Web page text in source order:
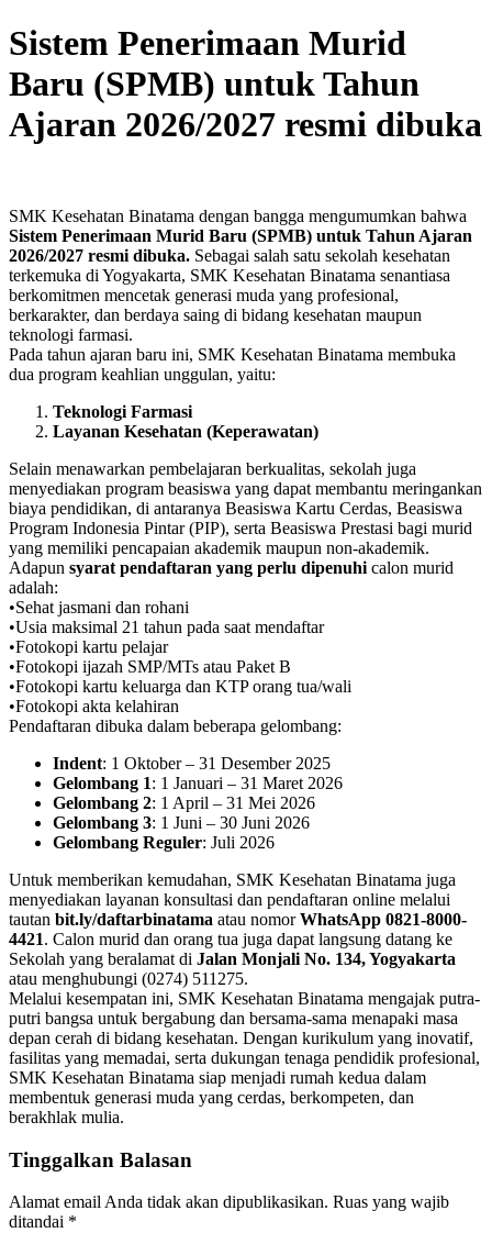
Sistem Penerimaan Murid
Baru (SPMB) untuk Tahun
Ajaran 2026/2027 resmi dibuka
SMK Kesehatan Binatama dengan bangga mengumumkan bahwa
Sistem Penerimaan Murid Baru (SPMB) untuk Tahun Ajaran
2026/2027 resmi dibuka. Sebagai salah satu sekolah kesehatan
terkemuka di Yogyakarta, SMK Kesehatan Binatama senantiasa
berkomitmen mencetak generasi muda yang profesional,
berkarakter, dan berdaya saing di bidang kesehatan maupun
teknologi farmasi.
Pada tahun ajaran baru ini, SMK Kesehatan Binatama membuka
dua program keahlian unggulan, yaitu:
Teknologi Farmasi
Layanan Kesehatan (Keperawatan)
Selain menawarkan pembelajaran berkualitas, sekolah juga
menyediakan program beasiswa yang dapat membantu meringankan
biaya pendidikan, di antaranya Beasiswa Kartu Cerdas, Beasiswa
Program Indonesia Pintar (PIP), serta Beasiswa Prestasi bagi murid
yang memiliki pencapaian akademik maupun non-akademik.
Adapun syarat pendaftaran yang perlu dipenuhi calon murid
adalah:
•Sehat jasmani dan rohani
•Usia maksimal 21 tahun pada saat mendaftar
•Fotokopi kartu pelajar
•Fotokopi ijazah SMP/MTs atau Paket B
•Fotokopi kartu keluarga dan KTP orang tua/wali
•Fotokopi akta kelahiran
Pendaftaran dibuka dalam beberapa gelombang:
Indent: 1 Oktober – 31 Desember 2025
Gelombang 1: 1 Januari – 31 Maret 2026
Gelombang 2: 1 April – 31 Mei 2026
Gelombang 3: 1 Juni – 30 Juni 2026
Gelombang Reguler: Juli 2026
Untuk memberikan kemudahan, SMK Kesehatan Binatama juga
menyediakan layanan konsultasi dan pendaftaran online melalui
tautan bit.ly/daftarbinatama atau nomorWhatsApp 0821-8000-
4421. Calon murid dan orang tua juga dapat langsung datang ke
Sekolah yang beralamat di Jalan Monjali No. 134, Yogyakarta
atau menghubungi (0274) 511275.
Melalui kesempatan ini, SMK Kesehatan Binatama mengajak putra-
putri bangsa untuk bergabung dan bersama-sama menapaki masa
depan cerah di bidang kesehatan. Dengan kurikulum yang inovatif,
fasilitas yang memadai, serta dukungan tenaga pendidik profesional,
SMK Kesehatan Binatama siap menjadi rumah kedua dalam
membentuk generasi muda yang cerdas, berkompeten, dan
berakhlak mulia.
Tinggalkan Balasan
Alamat email Anda tidak akan dipublikasikan. Ruas yang wajib
ditandai *